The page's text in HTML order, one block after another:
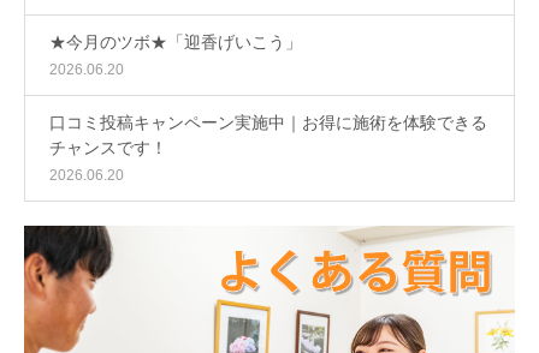
★今月のツボ★「迎香げいこう」
2026.06.20
口コミ投稿キャンペーン実施中｜お得に施術を体験できる
チャンスです！
2026.06.20